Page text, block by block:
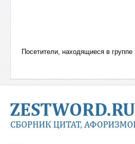
Посетители, находящиеся в группе